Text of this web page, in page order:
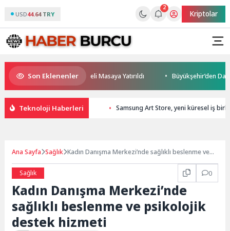
USD44.64 TRY
2
Kriptolar
Son Eklenenler
ve Yatırım Potansiyeli Masaya Yatırıldı Büyükşehir’den
Teknoloji Haberleri Samsung Art Store, yeni küresel iş
Ana Sayfa Sağlık Kadın Danışma Merkezi’nde sağlıklı beslenme ve
Sağlık
0
Kadın Danışma Merkezi’nde
sağlıklı beslenme ve psikolojik
destek hizmeti